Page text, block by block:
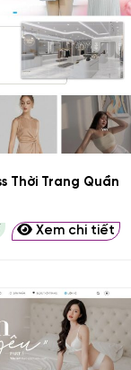
Thời Trang Quần
Xem chi tiết